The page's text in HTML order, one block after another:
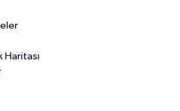
Haritası